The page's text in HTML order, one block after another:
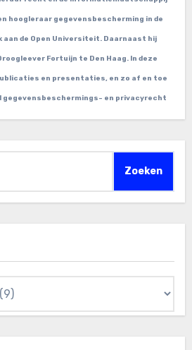
hoogleraar gegevensbescherming in de
de Open Universiteit. Daarnaast hij
Fortuijn te Den Haag. In deze
en presentaties, en zo af en toe
gegevensbeschermings- en privacyrecht